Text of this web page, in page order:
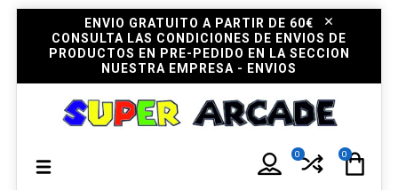
ENVIO GRATUITO A PARTIR DE 60€
CONSULTA LAS CONDICIONES DE ENVIOS DE
PRODUCTOS EN PRE-PEDIDO EN LA SECCION
NUESTRA EMPRESA - ENVIOS
0
0